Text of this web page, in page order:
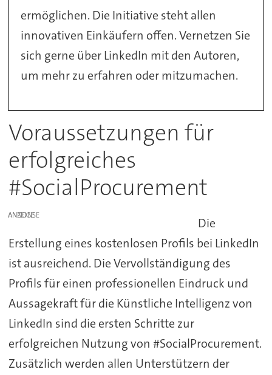
ermöglichen. Die Initiative steht allen
innovativen Einkäufern offen. Vernetzen Sie
sich gerne über LinkedIn mit den Autoren,
um mehr zu erfahren oder mitzumachen.
Voraussetzungen für
erfolgreiches
#SocialProcurement
ANZEIGE
Die
Erstellung eines kostenlosen Profils bei LinkedIn
ist ausreichend. Die Vervollständigung des
Profils für einen professionellen Eindruck und
Aussagekraft für die Künstliche Intelligenz von
LinkedIn sind die ersten Schritte zur
erfolgreichen Nutzung von #SocialProcurement.
Zusätzlich werden allen Unterstützern der